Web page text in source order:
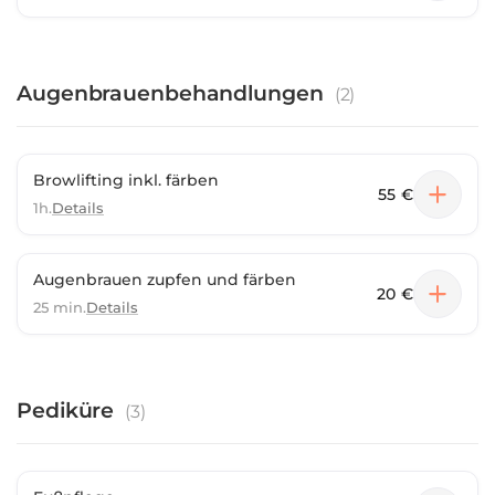
Augenbrauenbehandlungen (2)
Browlifting inkl. färben
1h.Details
55 €
Augenbrauen zupfen und färben
25 min.Details
20 €
Pediküre (3)